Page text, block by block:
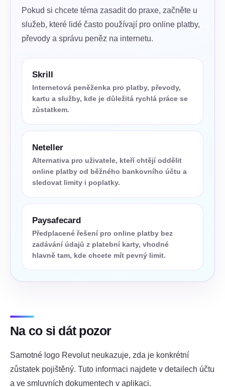
Pokud si chcete téma zasadit do praxe, začněte u
služeb, které lidé často používají pro online platby,
převody a správu peněz na internetu.
Skrill
Internetová peněženka pro platby, převody,
kartu a služby, kde je důležitá rychlá práce se
zůstatkem.
Neteller
Alternativa pro uživatele, kteří chtějí oddělit
online platby od běžného bankovního účtu a
sledovat limity i poplatky.
Paysafecard
Předplacené řešení pro online platby bez
zadávání údajů z platební karty, vhodné
hlavně tam, kde chcete mít pevný limit.
Na co si dát pozor
Samotné logo Revolut neukazuje, zda je konkrétní
zůstatek pojištěný. Tuto informaci najdete v detailech účtu
a ve smluvních dokumentech v aplikaci.